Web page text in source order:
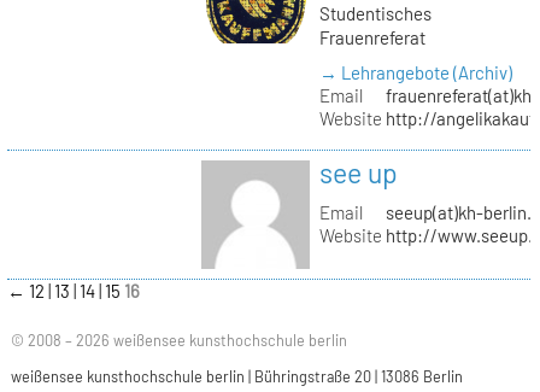
Studentisches
Frauenreferat
→ Lehrangebote (Archiv)
Email
Website http://
see up
Email
seeup(at)kh-
Website http://
← 12 13 14 15 16
© 2008 – 2026 weißensee kunsthochschule berlin
weißensee kunsthochschule berlin | Bühringstraße 20 | 13086 Berlin